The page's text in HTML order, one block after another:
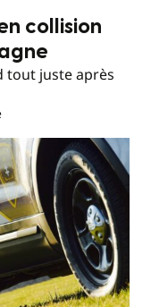
collision
tout juste après